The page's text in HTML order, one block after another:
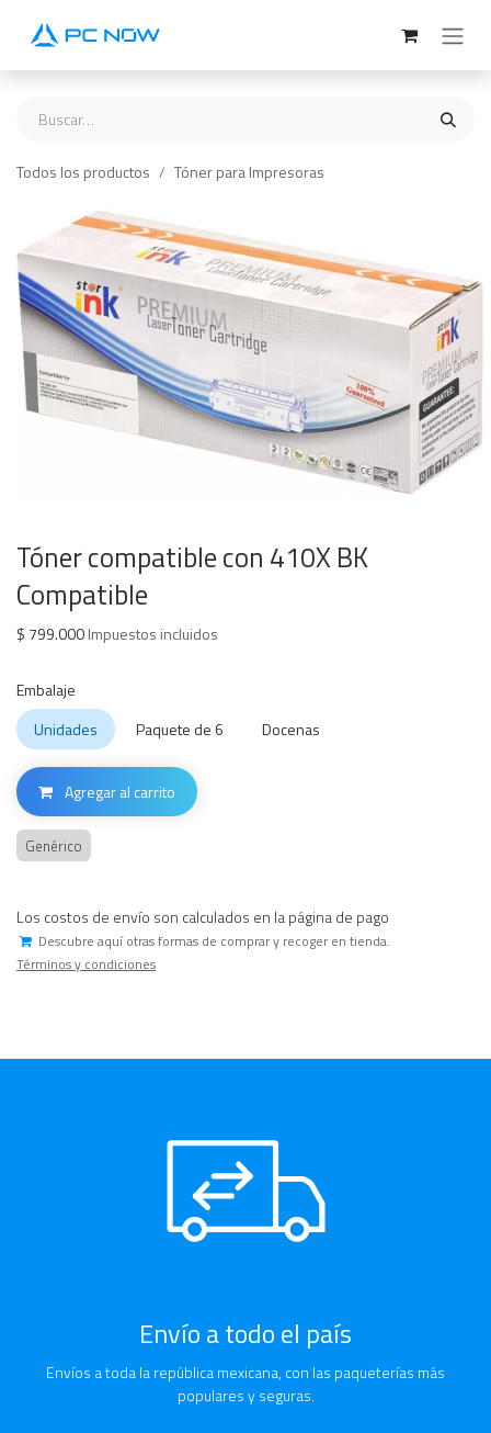
Todos los productos Tóner para Impresoras
Tóner compatible con 410X BK
Compatible
$ 799.000Impuestos incluidos
Embalaje
Unidades
Paquete de 6 Docenas
Agregar al carrito
Genérico
Los costos de envío son calculados en la página de pago
Descubre aquí otras formas de comprar y recoger en tienda.
Términos y condiciones
Envío a todo el país
Envíos a toda la república mexicana, con las paqueterías más
populares y seguras.